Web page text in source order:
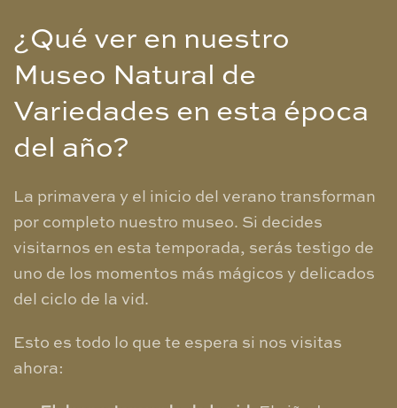
​¿Qué ver en nuestro
Museo Natural de
Variedades en esta época
del año?
​La primavera y el inicio del verano transforman
por completo nuestro museo. Si decides
visitarnos en esta temporada, serás testigo de
uno de los momentos más mágicos y delicados
del ciclo de la vid.
​Esto es todo lo que te espera si nos visitas
ahora: